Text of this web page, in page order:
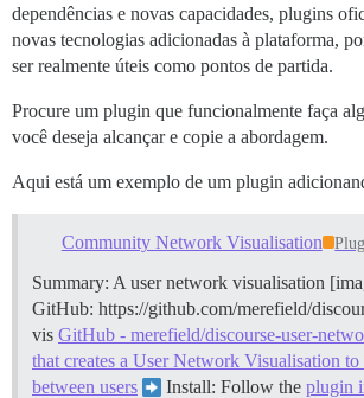
dependências e novas capacidades, plugins
novas tecnologias adicionadas à plataforma,
ser realmente úteis como pontos de partida.
Procure um plugin que funcionalmente faça
você deseja alcançar e copie a abordagem.
Aqui está um exemplo de um plugin
Community Network Visualisation
Summary: A user network visualisation
GitHub: https://github.com/merefield/
vis GitHub - merefield/discourse-user-
that creates a User Network Visualisation
between users
Install: Follow the plugin